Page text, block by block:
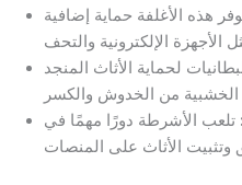
هذه الأغلفة حماية إضافية
لحماية الأثاث المنجد
تلعب الأشرطة دورًا مهمًا في